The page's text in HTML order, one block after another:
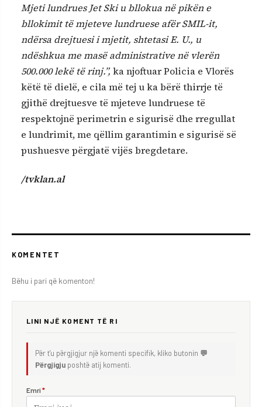
Mjeti lundrues Jet Ski u bllokua në pikën e
bllokimit të mjeteve lundruese afër SMIL-it,
ndërsa drejtuesi i mjetit, shtetasi E. U., u
ndëshkua me masë administrative në vlerën
500.000 lekë të rinj.”, ka njoftuar Policia e Vlorës
këtë të dielë, e cila më tej u ka bërë thirrje të
gjithë drejtuesve të mjeteve lundruese të
respektojnë perimetrin e sigurisë dhe rregullat
e lundrimit, me qëllim garantimin e sigurisë së
pushuesve përgjatë vijës bregdetare.
/tvklan.al
KOMENTET
Bëhu i pari që komenton!
LINI NJË KOMENT TË RI
Për t'u përgjigjur një komenti specifik, kliko butonin 💬
Përgjigju poshtë atij komenti.
Emri *